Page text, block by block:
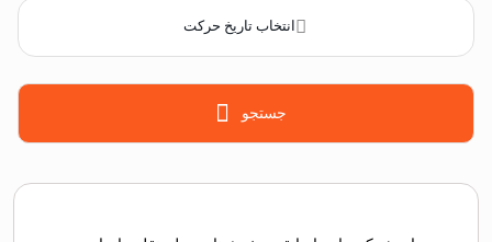
انتخاب تاریخ حرکت
جستجو